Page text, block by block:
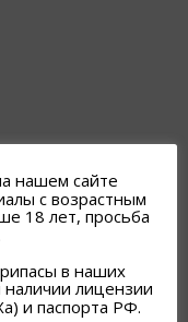
нашем сайте
с возрастным
18 лет, просьба
в наших
лицензии
и паспорта РФ.